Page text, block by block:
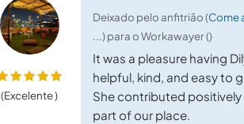
Deixado pelo anfitrião (Come
...) para o Workawayer ()
It was a pleasure having
helpful, kind, and easy to
She contributed positively
part of our place.
(Excelente )